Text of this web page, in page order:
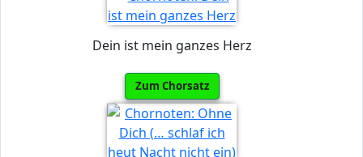
Dein ist mein ganzes Herz
Zum Chorsatz